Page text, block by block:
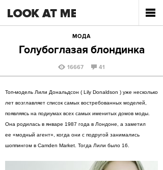
МОДА
Голубоглазая блондинка
16667 41
Топ-модель Лили Дональдсон ( Lily Donaldson ) уже несколько
лет возглавляет список самых востребованных моделей,
появляясь на подиумах всех самых именитых домов моды.
Она родилась в январе 1987 года в Лондоне, а заметил
ее «модный агент», когда они с подругой занимались
шоппингом в Camden Market. Тогда Лили было 16.